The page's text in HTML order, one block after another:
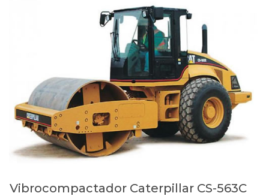
Vibrocompactador Caterpillar CS-563C